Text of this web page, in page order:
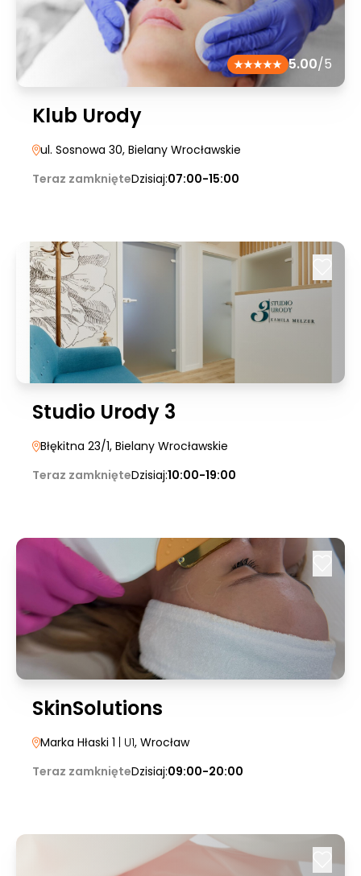
5.00/5
Klub Urody
ul. Sosnowa 30, Bielany Wrocławskie
Teraz zamknięteDzisiaj:07:00-15:00
Studio Urody 3
Błękitna 23/1, Bielany Wrocławskie
Teraz zamknięteDzisiaj:10:00-19:00
SkinSolutions
Marka Hłaski 1 | U1, Wrocław
Teraz zamknięteDzisiaj:09:00-20:00